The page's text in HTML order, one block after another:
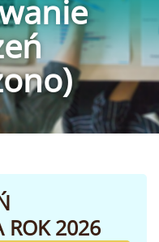
ROK 2026